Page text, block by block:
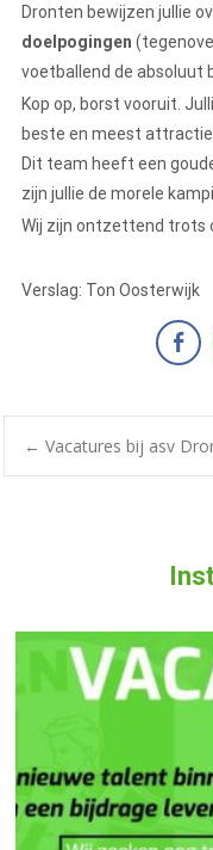
Dronten bewijzen jullie
doelpogingen
voetballend de absoluut
Kop op, borst vooruit.
beste en meest
Dit team heeft een
zijn jullie de morele
Wij zijn ontzettend trots
Verslag: Ton Oosterwijk
← Vacatures bij asv